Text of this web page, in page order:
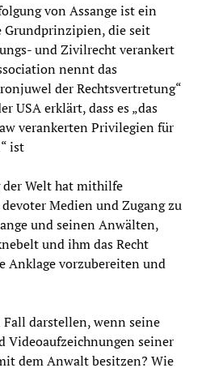
von Assange ist ein
Grundprinzipien, die seit
und Zivilrecht verankert
nennt das
der Rechtsvertretung“
USA erklärt, dass es „das
verankerten Privilegien für
ist
der Welt hat mithilfe
Medien und Zugang zu
und seinen Anwälten,
und ihm das Recht
Anklage vorzubereiten und
darstellen, wenn seine
Videoaufzeichnungen seiner
dem Anwalt besitzen? Wie